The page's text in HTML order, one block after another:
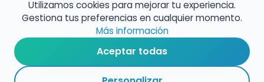
4
Utilizamos cookies para mejorar tu experiencia.
Gestiona tus preferencias en cualquier momento.
Más información
Aceptar todas